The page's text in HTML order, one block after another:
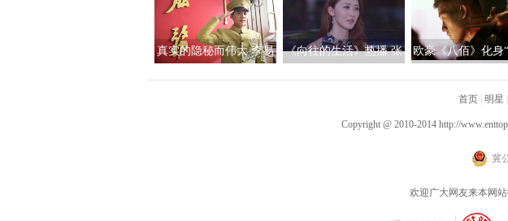
人文科技交织精彩即将
上演
明
评
真实的隐秘而伟大 李易
《向往的生活》热播 张
欧豪《八佰》化身
多面演技
首页 明星
Copyright @ 2010-2014 http://
冀
欢迎广大网友来本网